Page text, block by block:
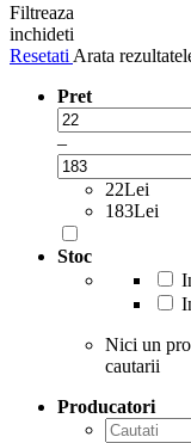
Filtreaza
inchideti
Resetati Arata
Pret
–
22Lei
183Lei
Stoc
Nici un
cautarii
Producatori